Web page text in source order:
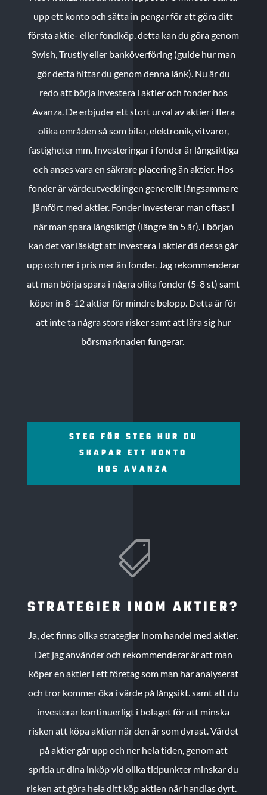
upp ett konto och sätta in pengar för att göra ditt
första aktie- eller fondköp, detta kan du göra genom
Swish, Trustly eller banköverföring (guide hur man
gör detta hittar du genom denna länk). Nu är du
redo att börja investera i aktier och fonder hos
Avanza. De erbjuder ett stort urval av aktier i flera
olika områden så som bilar, elektronik, vitvaror,
fastigheter mm. Investeringar i fonder är långsiktiga
och anses vara en säkrare placering än aktier. Hos
fonder är värdeutvecklingen generellt långsammare
jämfört med aktier. Fonder investerar man oftast i
när man spara långsiktigt (längre än 5 år). I början
kan det var läskigt att investera i aktier då dessa går
upp och ner i pris mer än fonder. Jag rekommenderar
att man börja spara i några olika fonder (5-8 st) samt
köper in 8-12 aktier för mindre belopp. Detta är för
att inte ta några stora risker samt att lära sig hur
börsmarknaden fungerar.
STEG FÖR STEG HUR DU
SKAPAR ETT KONTO
HOS AVANZA

STRATEGIER INOM AKTIER?
Ja, det finns olika strategier inom handel med aktier.
Det jag använder och rekommenderar är att man
köper en aktier i ett företag som man har analyserat
och tror kommer öka i värde på långsikt. samt att du
investerar kontinuerligt i bolaget för att minska
risken att köpa aktien när den är som dyrast. Värdet
på aktier går upp och ner hela tiden, genom att
sprida ut dina inköp vid olika tidpunkter minskar du
risken att göra hela ditt köp aktien när handlas dyrt.